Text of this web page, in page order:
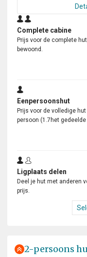
Complete cabine
Prijs voor de complete
bewoond.
Eenpersoonshut
Prijs voor de volledige hut
persoon (1.7het gedeelde
Ligplaats delen
Deel je hut met anderen
prijs.
2-persoons